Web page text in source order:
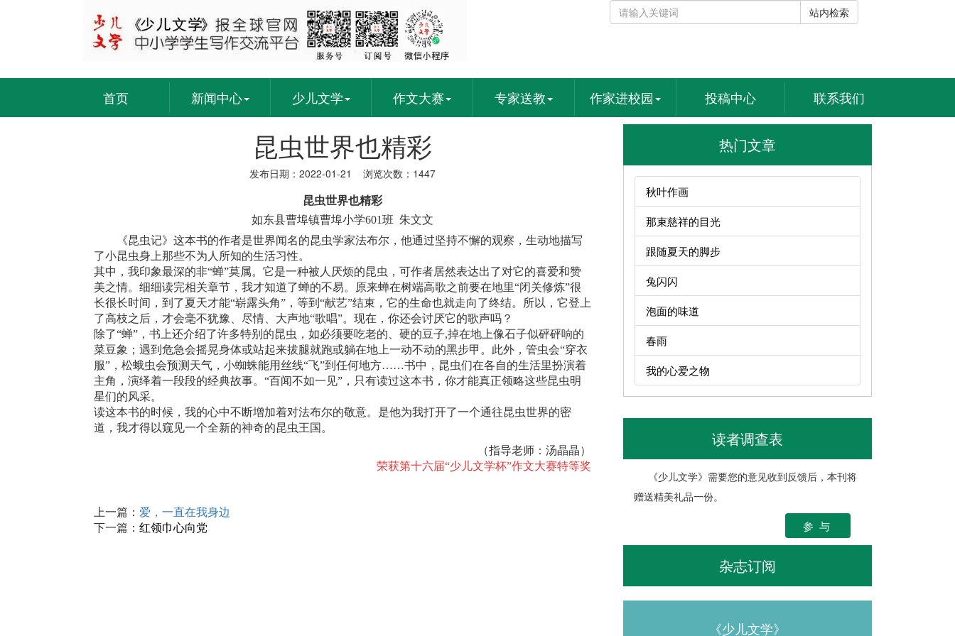
站内检索
首页 新闻中心 少儿文学 作文大赛 专家送教 作家进校园 投稿中心 联系我们
昆虫世界也精彩
发布日期：2022-01-21 浏览次数：1447
昆虫世界也精彩
如东县曹埠镇曹埠小学601班 朱文文
《昆虫记》这本书的作者是世界闻名的昆虫学家法布尔，他通过坚持不懈的观察，生动地描写
了小昆虫身上那些不为人所知的生活习性。
其中，我印象最深的非“蝉”莫属。它是一种被人厌烦的昆虫，可作者居然表达出了对它的喜爱和赞
美之情。细细读完相关章节，我才知道了蝉的不易。原来蝉在树端高歌之前要在地里“闭关修炼”很
长很长时间，到了夏天才能“崭露头角”，等到“献艺”结束，它的生命也就走向了终结。所以，它登上
了高枝之后，才会毫不犹豫、尽情、大声地“歌唱”。现在，你还会讨厌它的歌声吗？
除了“蝉”，书上还介绍了许多特别的昆虫，如必须要吃老的、硬的豆子,掉在地上像石子似砰砰响的
菜豆象；遇到危急会摇晃身体或站起来拔腿就跑或躺在地上一动不动的黑步甲。此外，管虫会“穿衣
服”，松蛾虫会预测天气，小蜘蛛能用丝线“飞”到任何地方……书中，昆虫们在各自的生活里扮演着
主角，演绎着一段段的经典故事。“百闻不如一见”，只有读过这本书，你才能真正领略这些昆虫明
星们的风采。
读这本书的时候，我的心中不断增加着对法布尔的敬意。是他为我打开了一个通往昆虫世界的密
道，我才得以窥见一个全新的神奇的昆虫王国。
（指导老师：汤晶晶）
荣获第十六届“少儿文学杯”作文大赛特等奖
上一篇： 爱，一直在我身边
下一篇： 红领巾心向党
热门文章
秋叶作画
那束慈祥的目光
跟随夏天的脚步
兔闪闪
泡面的味道
春雨
我的心爱之物
读者调查表
《少儿文学》需要您的意见收到反馈后，本刊将
赠送精美礼品一份。
参 与
杂志订阅
《少儿文学》